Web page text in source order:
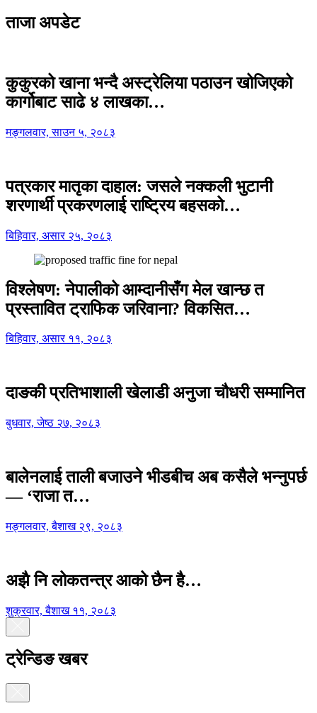
ताजा अपडेट
कुकुरको खाना भन्दै अस्ट्रेलिया पठाउन खोजिएको
कार्गोबाट साढे ४ लाखका…
मङ्गलवार, साउन ५, २०८३
पत्रकार मातृका दाहाल: जसले नक्कली भुटानी
शरणार्थी प्रकरणलाई राष्ट्रिय बहसको…
बिहिवार, असार २५, २०८३
विश्लेषण: नेपालीको आम्दानीसँग मेल खान्छ त
प्रस्तावित ट्राफिक जरिवाना? विकसित…
बिहिवार, असार ११, २०८३
दाङकी प्रतिभाशाली खेलाडी अनुजा चौधरी सम्मानित
बुधवार, जेष्ठ २७, २०८३
बालेनलाई ताली बजाउने भीडबीच अब कसैले भन्नुपर्छ
— ‘राजा त…
मङ्गलवार, बैशाख २९, २०८३
अझै नि लोकतन्त्र आको छैन है…
शुक्रवार, बैशाख ११, २०८३
ट्रेन्डिङ खबर